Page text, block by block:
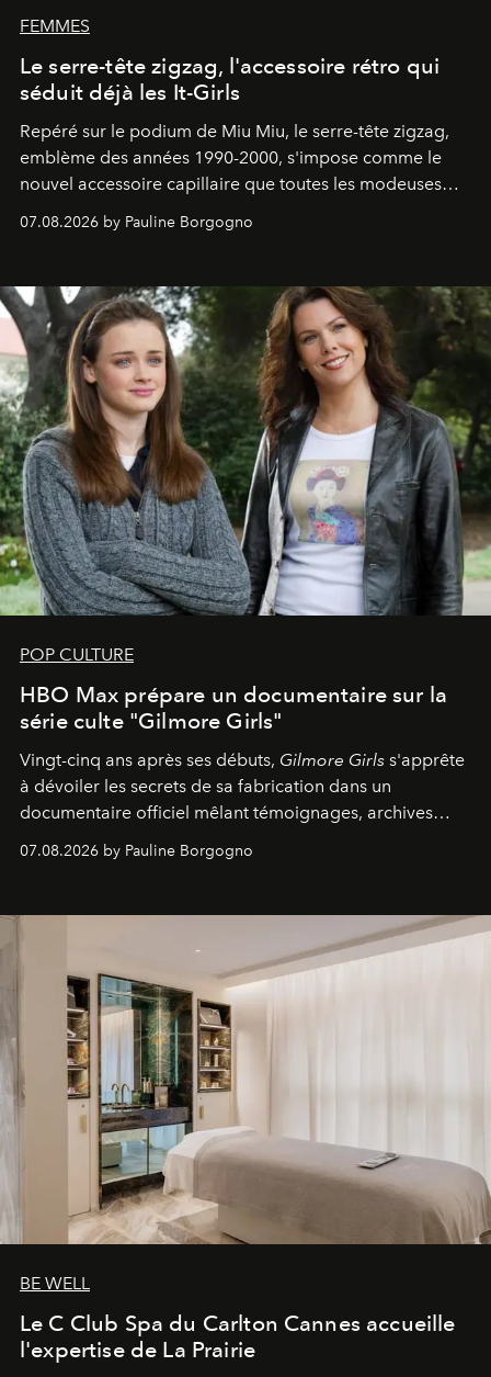
FEMMES
Le serre-tête zigzag, l'accessoire rétro qui
séduit déjà les It-Girls
Repéré sur le podium de Miu Miu, le serre-tête zigzag,
emblème des années 1990-2000, s'impose comme le
nouvel accessoire capillaire que toutes les modeuses
s'arrachent déjà.
07.08.2026 by Pauline Borgogno
POP CULTURE
HBO Max prépare un documentaire sur la
série culte "Gilmore Girls"
Vingt-cinq ans après ses débuts, Gilmore Girls s'apprête
à dévoiler les secrets de sa fabrication dans un
documentaire officiel mêlant témoignages, archives
inédites et plongée dans les coulisses d'un phénomène
générationnel.
07.08.2026 by Pauline Borgogno
BE WELL
Le C Club Spa du Carlton Cannes accueille
l'expertise de La Prairie